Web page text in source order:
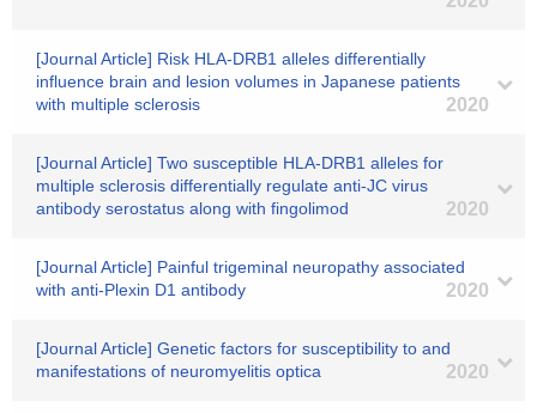
[Journal Article] Risk HLA-DRB1 alleles differentially
influence brain and lesion volumes in Japanese patients
with multiple sclerosis
2020
[Journal Article] Two susceptible HLA-DRB1 alleles for
multiple sclerosis differentially regulate anti-JC virus
antibody serostatus along with fingolimod
2020
[Journal Article] Painful trigeminal neuropathy associated
with anti-Plexin D1 antibody
2020
[Journal Article] Genetic factors for susceptibility to and
manifestations of neuromyelitis optica
2020